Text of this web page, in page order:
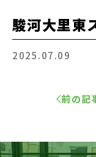
駿河大里東
2025.07.09
前の記